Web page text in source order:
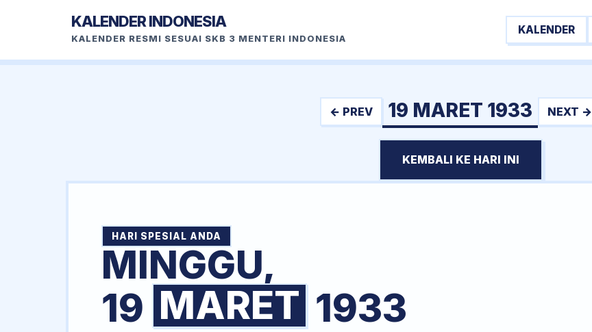
KALENDER INDONESIA
KALENDER RESMI SESUAI SKB 3 MENTERI INDONESIA
KALENDER
← PREV 19 MARET 1933 NEXT →
KEMBALI KE HARI INI
HARI SPESIAL ANDA
MINGGU,
19 MARET 1933